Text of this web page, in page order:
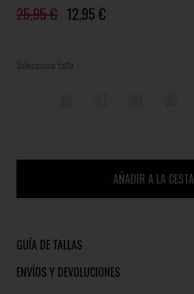
25,95 € 12,95 €
Seleccionar talla
AÑADIR A LA CESTA
GUÍA DE TALLAS
ENVÍOS Y DEVOLUCIONES